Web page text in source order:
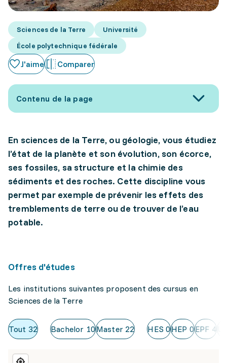
Sciences de la Terre
Université
École polytechnique fédérale
J'aime Comparer
Contenu de la page
En sciences de la Terre, ou géologie, vous étudiez
l’état de la planète et son évolution, son écorce,
ses fossiles, sa structure et la chimie des
sédiments et des roches. Cette discipline vous
permet par exemple de prévenir les effets des
tremblements de terre ou de trouver de l’eau
potable.
Offres d'études
Les institutions suivantes proposent des cursus en
Sciences de la Terre
Tout 32 Bachelor 10Master22 HES 0HEP 0EPF 4